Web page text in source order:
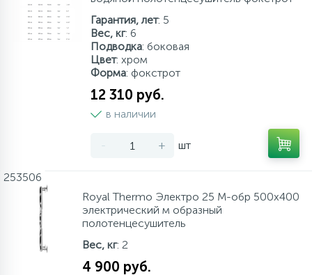
Гарантия, лет: 5
Вес, кг: 6
Подводка: боковая
Цвет: хром
Форма: фокстрот
12 310 руб.
в наличии
- + шт
253506
Royal Thermo Электро 25 М-обр 500х400
электрический м образный
полотенцесушитель
Вес, кг: 2
4 900 руб.